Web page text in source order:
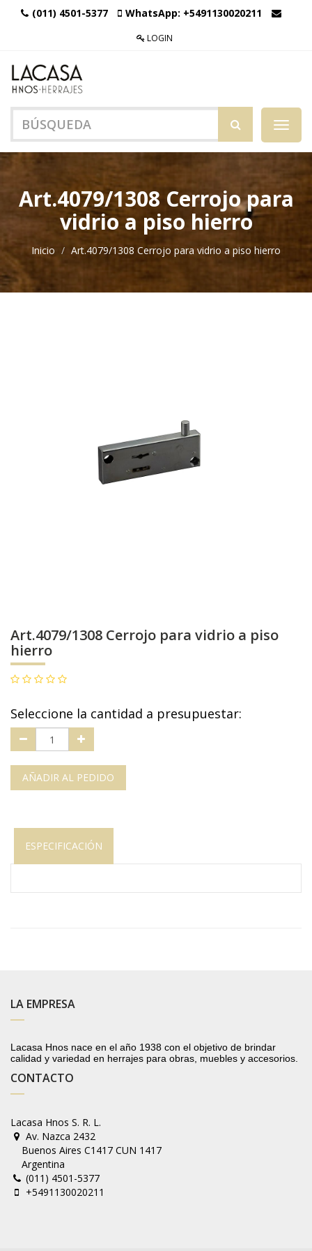
(011) 4501-5377 WhatsApp: +5491130020211
LOGIN
Menú
de
Art.4079/1308 Cerrojo para
vidrio a piso hierro
Inicio Art.4079/1308 Cerrojo para vidrio a piso hierro
Art.4079/1308 Cerrojo para vidrio a piso
hierro
Seleccione la cantidad a presupuestar:
AÑADIR AL PEDIDO
ESPECIFICACIÓN
LA EMPRESA
Lacasa Hnos nace en el año 1938 con el objetivo de brindar
calidad y variedad en herrajes para obras, muebles y accesorios.
CONTACTO
Lacasa Hnos S. R. L.
Av. Nazca 2432
Buenos Aires C1417 CUN 1417
Argentina
(011) 4501-5377
+5491130020211